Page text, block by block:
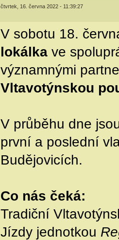
čtvrtek, 16. června 2022 - 11:39:27
V sobotu 18.
lokálka ve
významnými
Vltavotýnskou
V průběhu dne
první a poslední
Budějovicích.
Co nás čeká:
Tradiční
Jízdy jednotkou